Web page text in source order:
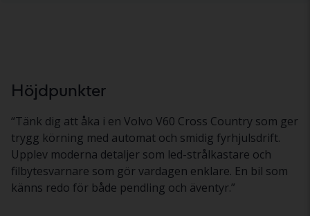
Höjdpunkter
“Tänk dig att åka i en Volvo V60 Cross Country som ger
trygg körning med automat och smidig fyrhjulsdrift.
Upplev moderna detaljer som led-strålkastare och
filbytesvarnare som gör vardagen enklare. En bil som
känns redo för både pendling och äventyr.”